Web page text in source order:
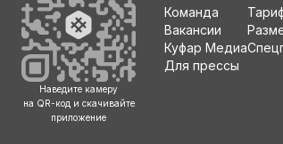
Наведите камеру
на QR-код и скачивайте
приложение
Команда
Вакансии
Куфар Медиа
Для прессы